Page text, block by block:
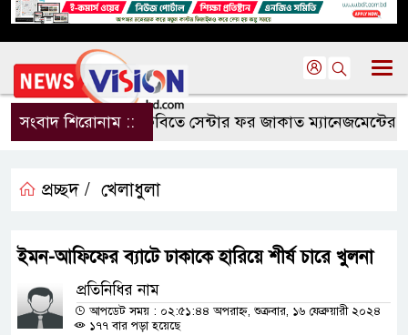
সংবাদ শিরোনাম ::কুবিতে সেন্টার ফর জাকাত ম্যানেজমেন্টের
প্রচ্ছদ / খেলাধুলা
ইমন-আফিফের ব্যাটে ঢাকাকে হারিয়ে শীর্ষ চারে খুলনা
প্রতিনিধির নাম
আপডেট সময় : ০২:৫১:৪৪ অপরাহ্ন, শুক্রবার, ১৬ ফেব্রুয়ারী ২০২৪
১৭৭ বার পড়া হয়েছে